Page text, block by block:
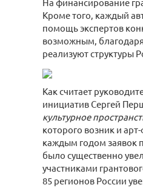
Кроме того, каждый
помощь экспертов
возможным,
реализуют структуры
Как считает
инициатив Сергей
культурное
которого возник и
каждым годом заявок
было существенно
участниками
85 регионов России